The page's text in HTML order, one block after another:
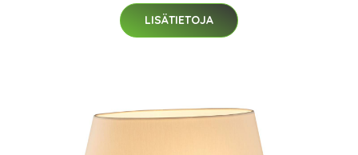
LISÄTIETOJA